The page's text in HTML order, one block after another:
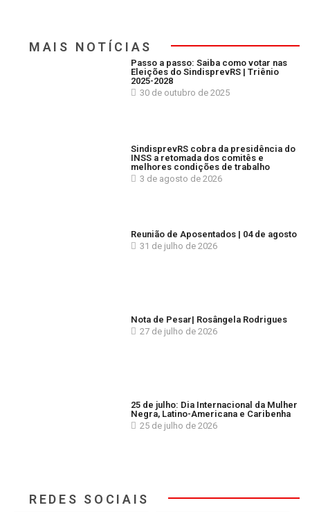
MAIS NOTÍCIAS
Passo a passo: Saiba como votar nas
Eleições do SindisprevRS | Triênio
2025-2028
30 de outubro de 2025
SindisprevRS cobra da presidência do
INSS a retomada dos comitês e
melhores condições de trabalho
3 de agosto de 2026
Reunião de Aposentados | 04 de agosto
31 de julho de 2026
Nota de Pesar| Rosângela Rodrigues
27 de julho de 2026
25 de julho: Dia Internacional da Mulher
Negra, Latino-Americana e Caribenha
25 de julho de 2026
REDES SOCIAIS